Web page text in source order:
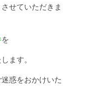
せていただきま
を
ます。
惑をおかけいた